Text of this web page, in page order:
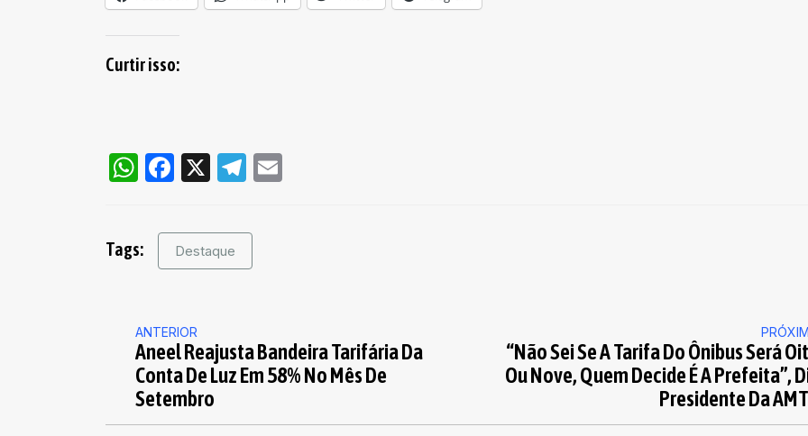
Curtir isso:
WhatsApp
Facebook
X Telegram
Tags: Destaque
ANTERIOR
Aneel Reajusta Bandeira Tarifária Da
Conta De Luz Em 58% No Mês De
Setembro
“Não Sei Se A Tarifa Do Ônibus Será
Ou Nove, Quem Decide É A Prefeita”,
Presidente Da